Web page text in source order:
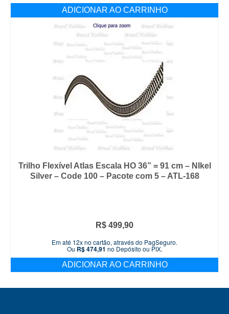
R$ 229,90.R$ 199,90.
ADICIONAR AO CARRINHO
Trilho Flexível Atlas Escala HO 36” = 91 cm – NIkel
Silver – Code 100 – Pacote com 5 – ATL-168
R$ 499,90
Em até 12x no cartão, através do PagSeguro.
Ou R$474,91 no Depósito ou PIX.
ADICIONAR AO CARRINHO